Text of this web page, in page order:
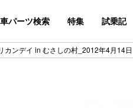
パーツ検索 特集 試乗記
カンデイ in むさしの村_2012年4月14日